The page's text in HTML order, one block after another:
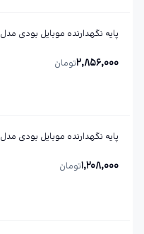
پایه نگهدارنده موبایل بودی مدل CM531B
2,856,000تومان
پایه نگهدارنده موبایل بودی مدل CM563B
1,208,000تومان